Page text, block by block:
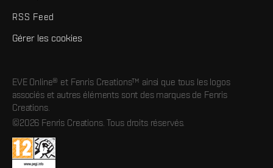
RSS Feed
Gérer les cookies
EVE Online® et Fenris Creations™ ainsi que tous les logos
associés et autres éléments sont des marques de Fenris
Creations.
©2026 Fenris Creations. Tous droits réservés.